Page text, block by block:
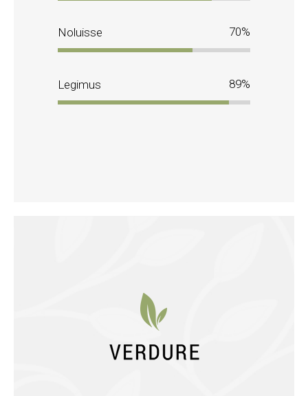
Noluisse 70
Legimus 89